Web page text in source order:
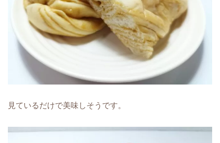
見ているだけで美味しそうです。